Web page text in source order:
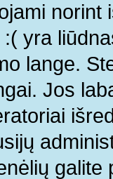
norint
yra
lange.
Jos
galite